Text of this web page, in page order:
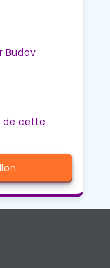
Budov
de cette